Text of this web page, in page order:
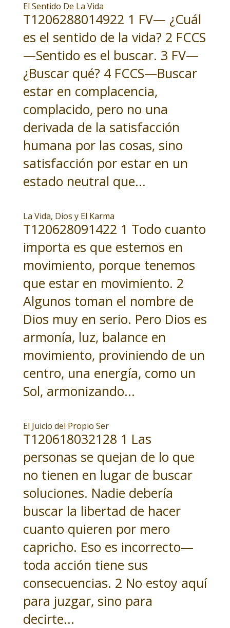
El Sentido De La Vida
T1206288014922 1 FV— ¿Cuál
es el sentido de la vida? 2 FCCS
—Sentido es el buscar. 3 FV—
¿Buscar qué? 4 FCCS—Buscar
estar en complacencia,
complacido, pero no una
derivada de la satisfacción
humana por las cosas, sino
satisfacción por estar en un
estado neutral que...
La Vida, Dios y El Karma
T120628091422 1 Todo cuanto
importa es que estemos en
movimiento, porque tenemos
que estar en movimiento. 2
Algunos toman el nombre de
Dios muy en serio. Pero Dios es
armonía, luz, balance en
movimiento, proviniendo de un
centro, una energía, como un
Sol, armonizando...
El Juicio del Propio Ser
T120618032128 1 Las
personas se quejan de lo que
no tienen en lugar de buscar
soluciones. Nadie debería
buscar la libertad de hacer
cuanto quieren por mero
capricho. Eso es incorrecto—
toda acción tiene sus
consecuencias. 2 No estoy aquí
para juzgar, sino para
decirte...